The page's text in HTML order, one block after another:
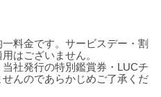
料金です。サービスデー・割
はございません。
社発行の特別鑑賞券・LUCチ
んのであらかじめご了承くだ